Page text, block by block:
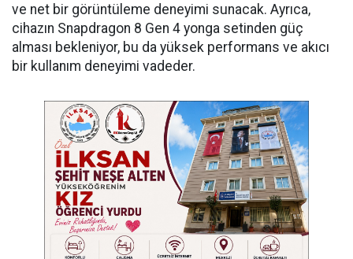
ve net bir görüntüleme deneyimi sunacak. Ayrıca,
cihazın Snapdragon 8 Gen 4 yonga setinden güç
alması bekleniyor, bu da yüksek performans ve akıcı
bir kullanım deneyimi vadeder.